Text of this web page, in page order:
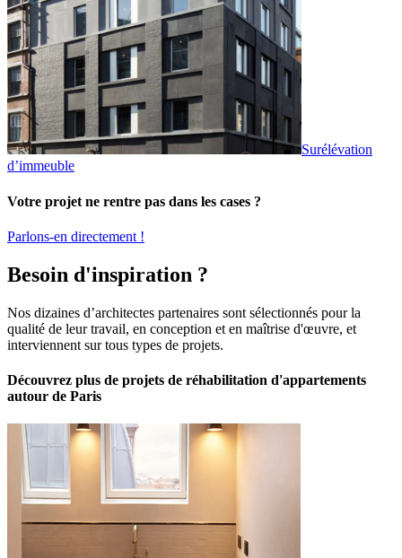
Surélévation
d’immeuble
Votre projet ne rentre pas dans les cases ?
Parlons-en directement !
Besoin d'inspiration ?
Nos dizaines d’architectes partenaires sont sélectionnés pour la
qualité de leur travail, en conception et en maîtrise d'œuvre, et
interviennent sur tous types de projets.
Découvrez plus de projets de réhabilitation d'appartements
autour de Paris